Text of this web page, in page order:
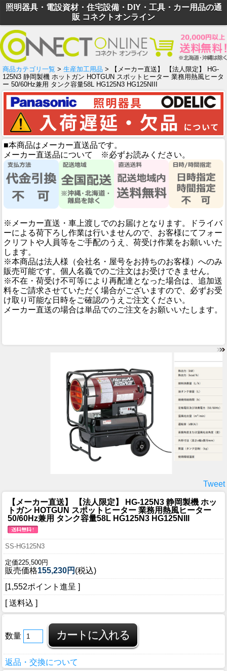
照明器具・電設資材・住宅設備・DIY・工具・カー用品の通
販 コネクトオンライン
商品カテゴリ一覧 > 生産加工用品 > 【メーカー直送】 【法人限定】 HG-
125N3 静岡製機 ホットガン HOTGUN スポットヒーター 業務用熱風ヒータ
ー 50/60Hz兼用 タンク容量58L HG125N3 HG125NIII
■本商品はメーカー直送品です。
メーカー直送品について ※必ずお読みください。
※メーカー直送・車上渡しでのお届けとなります。ドライバ
ーによる荷下ろし作業は行いませんので、お客様にてフォー
クリフトや人員等をご手配のうえ、荷受け作業をお願いいた
します。
※本商品は法人様（会社名・屋号をお持ちのお客様）へのみ
販売可能です。個人名義でのご注文はお受けできません。
※不在・荷受け不可等により再配達となった場合は、追加送
料をご請求させていただく場合がございますので、必ずお受
け取り可能な日時をご確認のうえご注文ください。
メーカー直送の場合は単品でのご注文をお願いいたします。
Tweet
【メーカー直送】 【法人限定】 HG-125N3 静岡製機 ホッ
トガン HOTGUN スポットヒーター 業務用熱風ヒーター
50/60Hz兼用 タンク容量58L HG125N3 HG125NIII
SS-HG125N3
定価225,500円
販売価格155,230円 (税込)
[1,552ポイント進呈 ]
[ 送料込 ]
数量
返品・交換について